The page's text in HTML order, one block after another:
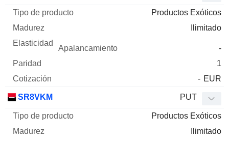
Productos Exóticos
Ilimitado
-
1
- EUR
SR8VKM PUT
Productos Exóticos
Ilimitado